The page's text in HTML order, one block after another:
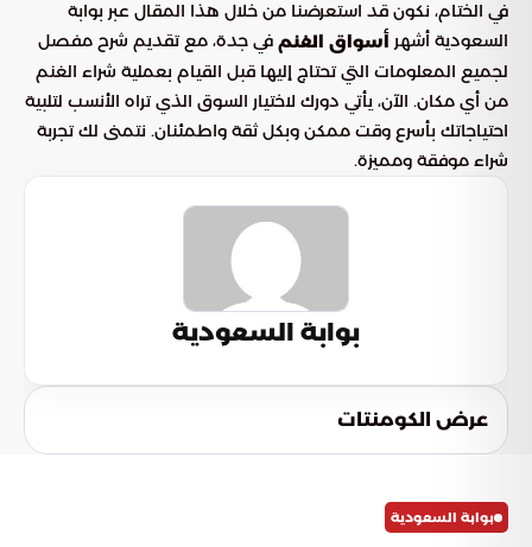
في الختام، نكون قد استعرضنا من خلال هذا المقال عبر بوابة
السعودية أشهر أسواق الغنم في جدة، مع تقديم شرح مفصل
لجميع المعلومات التي تحتاج إليها قبل القيام بعملية شراء الغنم
من أي مكان. الآن، يأتي دورك لاختيار السوق الذي تراه الأنسب لتلبية
احتياجاتك بأسرع وقت ممكن وبكل ثقة واطمئنان. نتمنى لك تجربة
شراء موفقة ومميزة.
بوابة السعودية
عرض الكومنتات
بوابة السعودية